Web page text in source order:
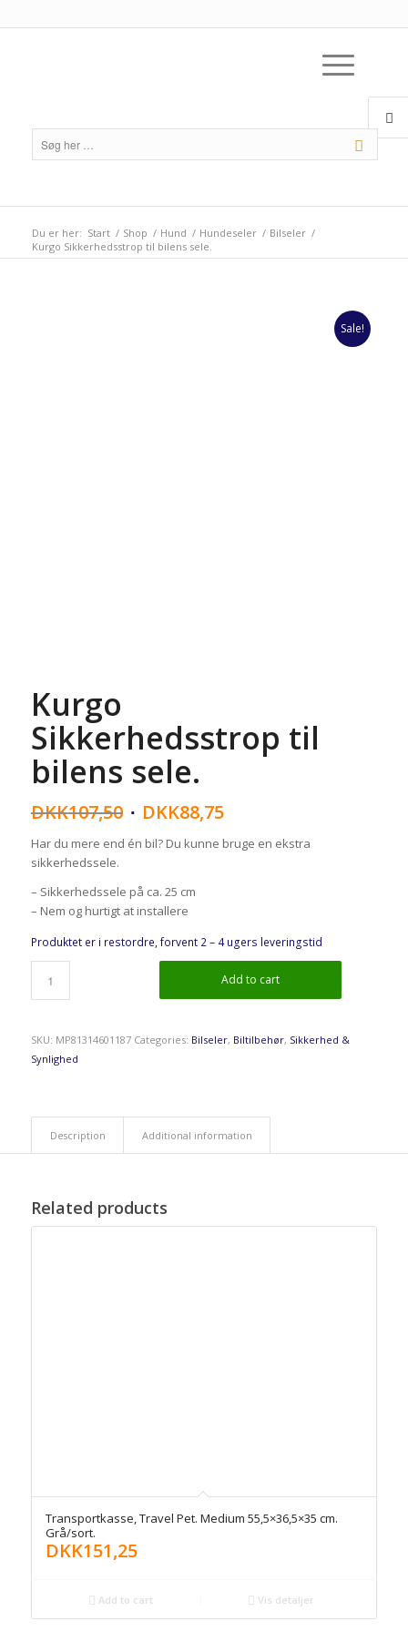
Du er her: Start / Shop / Hund / Hundeseler / Bilseler /
Kurgo Sikkerhedsstrop til bilens sele.
Sale!
Kurgo
Sikkerhedsstrop til
bilens sele.
DKK107,50 DKK88,75
Har du mere end én bil? Du kunne bruge en ekstra
sikkerhedssele.
– Sikkerhedssele på ca. 25 cm
– Nem og hurtigt at installere
Produktet er i restordre, forvent 2 – 4 ugers leveringstid
Add to cart
SKU: MP81314601187 Categories: Bilseler, Biltilbehør, Sikkerhed &
Synlighed
Description Additional information
Related products
Transportkasse, Travel Pet. Medium 55,5×36,5×35 cm.
Grå/sort.
DKK151,25
Add to cart Vis detaljer